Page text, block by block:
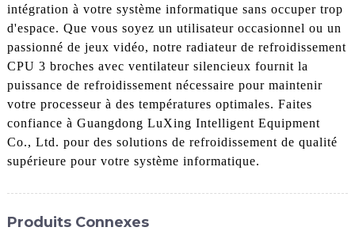
intégration à votre système informatique sans occuper trop
d'espace. Que vous soyez un utilisateur occasionnel ou un
passionné de jeux vidéo, notre radiateur de refroidissement
CPU 3 broches avec ventilateur silencieux fournit la
puissance de refroidissement nécessaire pour maintenir
votre processeur à des températures optimales. Faites
confiance à Guangdong LuXing Intelligent Equipment
Co., Ltd. pour des solutions de refroidissement de qualité
supérieure pour votre système informatique.
Produits Connexes